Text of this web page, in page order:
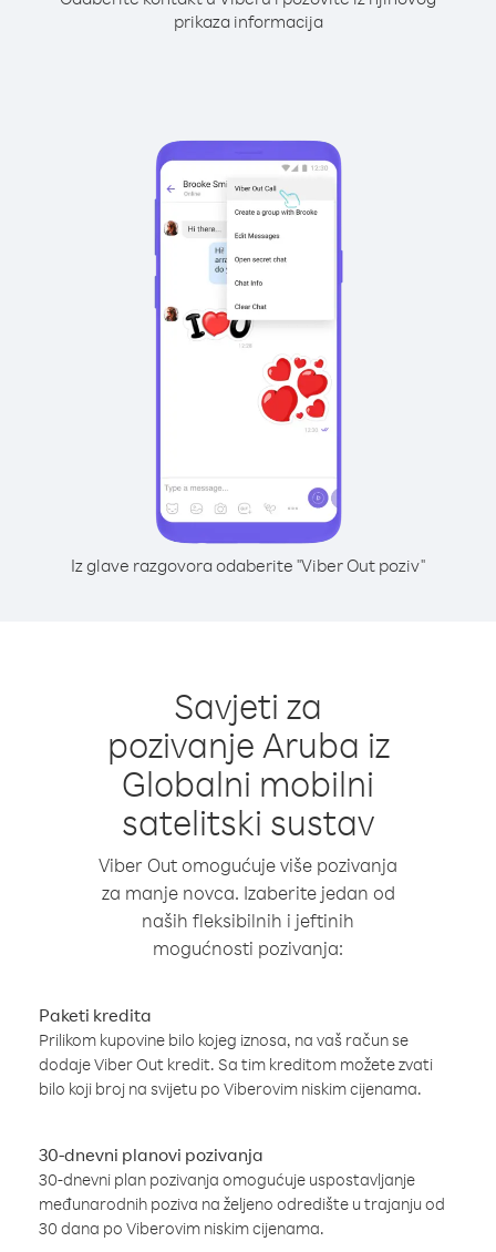
prikaza informacija
Iz glave razgovora odaberite "Viber Out poziv"
Savjeti za
pozivanje Aruba iz
Globalni mobilni
satelitski sustav
Viber Out omogućuje više pozivanja
za manje novca. Izaberite jedan od
naših fleksibilnih i jeftinih
mogućnosti pozivanja:
Paketi kredita
Prilikom kupovine bilo kojeg iznosa, na vaš račun se
dodaje Viber Out kredit. Sa tim kreditom možete zvati
bilo koji broj na svijetu po Viberovim niskim cijenama.
30-dnevni planovi pozivanja
30-dnevni plan pozivanja omogućuje uspostavljanje
međunarodnih poziva na željeno odredište u trajanju od
30 dana po Viberovim niskim cijenama.